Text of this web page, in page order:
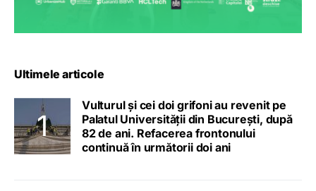
Ultimele articole
Vulturul și cei doi grifoni au revenit pe
Palatul Universității din București, după
82 de ani. Refacerea frontonului
continuă în următorii doi ani